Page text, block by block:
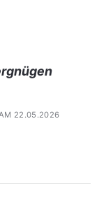
AM 22.05.2026